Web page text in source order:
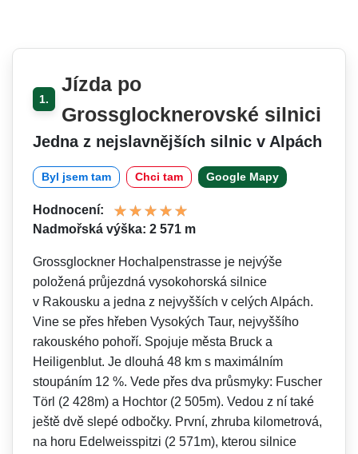
1.
Jízda po
Grossglocknerovské silnici
Jedna z nejslavnějších silnic v Alpách
Byl jsem tam Chci tam Google Mapy
Hodnocení:
Nadmořská výška: 2 571 m
Grossglockner Hochalpenstrasse je nejvýše
položená průjezdná vysokohorská silnice
v Rakousku a jedna z nejvyšších v celých Alpách.
Vine se přes hřeben Vysokých Taur, nejvyššího
rakouského pohoří. Spojuje města Bruck a
Heiligenblut. Je dlouhá 48 km s maximálním
stoupáním 12 %. Vede přes dva průsmyky: Fuscher
Törl (2 428m) a Hochtor (2 505m). Vedou z ní také
ještě dvě slepé odbočky. První, zhruba kilometrová,
na horu Edelweisspitzi (2 571m), kterou silnice